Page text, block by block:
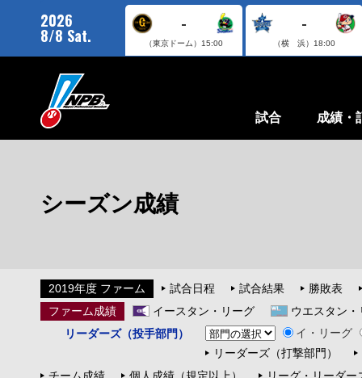
2026
8/8 Sat.
-
（東京ドーム） 15:00
-
（横 浜） 18:00
試合 成績・
シーズン成績
2019年度 ファーム 試合日程 試合結果
勝敗表
ファーム成績
イースタン・リーグ
ウエスタン・
リーダーズ（投手部門）
イ・リーグ
リーダーズ（打撃部門）